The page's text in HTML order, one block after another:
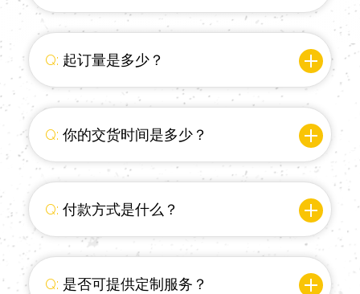
Q: 起订量是多少？
Q: 你的交货时间是多少？
Q: 付款方式是什么？
Q: 是否可提供定制服务？